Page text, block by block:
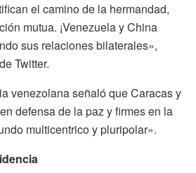
el camino de la hermandad,
mutua. ¡Venezuela y China
sus relaciones bilaterales»,
Twitter.
venezolana señaló que Caracas y
defensa de la paz y firmes en la
multicentrico y pluripolar».